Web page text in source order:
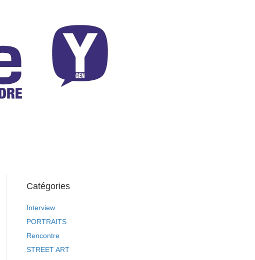
Catégories
Interview
PORTRAITS
Rencontre
STREET ART